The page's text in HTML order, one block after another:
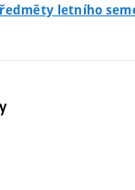
letního